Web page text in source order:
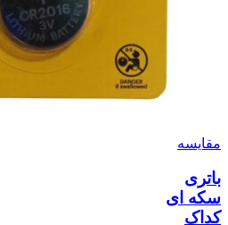
مقایسه
باتری
سکه ای
کداک